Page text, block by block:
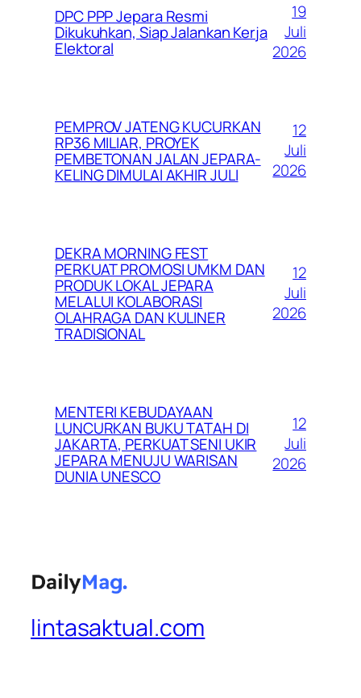
DPC PPP Jepara Resmi
Dikukuhkan, Siap Jalankan Kerja
Elektoral
19
Juli
2026
PEMPROV JATENG KUCURKAN
RP36 MILIAR, PROYEK
PEMBETONAN JALAN JEPARA-
KELING DIMULAI AKHIR JULI
12
Juli
2026
DEKRA MORNING FEST
PERKUAT PROMOSI UMKM DAN
PRODUK LOKAL JEPARA
MELALUI KOLABORASI
OLAHRAGA DAN KULINER
TRADISIONAL
12
Juli
2026
MENTERI KEBUDAYAAN
LUNCURKAN BUKU TATAH DI
JAKARTA, PERKUAT SENI UKIR
JEPARA MENUJU WARISAN
DUNIA UNESCO
12
Juli
2026
lintasaktual.com